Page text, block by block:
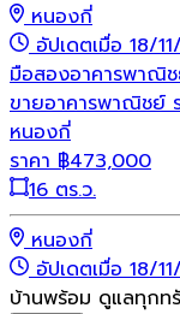
หนองกี่
อัปเดตเมื่อ 18/
มือสองอาคารพาณิ
ขายอาคารพาณิชย์
หนองกี่
ราคา ฿473,000
16 ตร.ว.
หนองกี่
อัปเดตเมื่อ 18/
บ้านพร้อม ดูแลทุกท